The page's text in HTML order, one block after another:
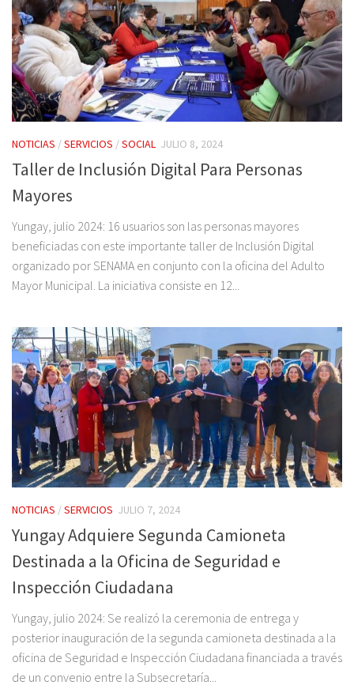
NOTICIAS /SERVICIOS /SOCIAL JULIO 8, 2024
Taller de Inclusión Digital Para Personas
Mayores
Yungay, julio 2024: 16 usuarios son las personas mayores
beneficiadas con este importante taller de Inclusión Digital
organizado por SENAMA en conjunto con la oficina del Adulto
Mayor Municipal. La iniciativa consiste en 12...
NOTICIAS /SERVICIOS JULIO 7, 2024
Yungay Adquiere Segunda Camioneta
Destinada a la Oficina de Seguridad e
Inspección Ciudadana
Yungay, julio 2024: Se realizó la ceremonia de entrega y
posterior inauguración de la segunda camioneta destinada a la
oficina de Seguridad e Inspección Ciudadana financiada a través
de un convenio entre la Subsecretaría...